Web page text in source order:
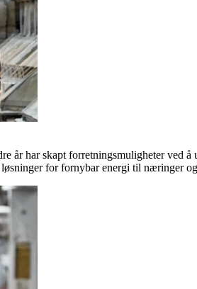
år har skapt forretningsmuligheter
for fornybar energi til næringer